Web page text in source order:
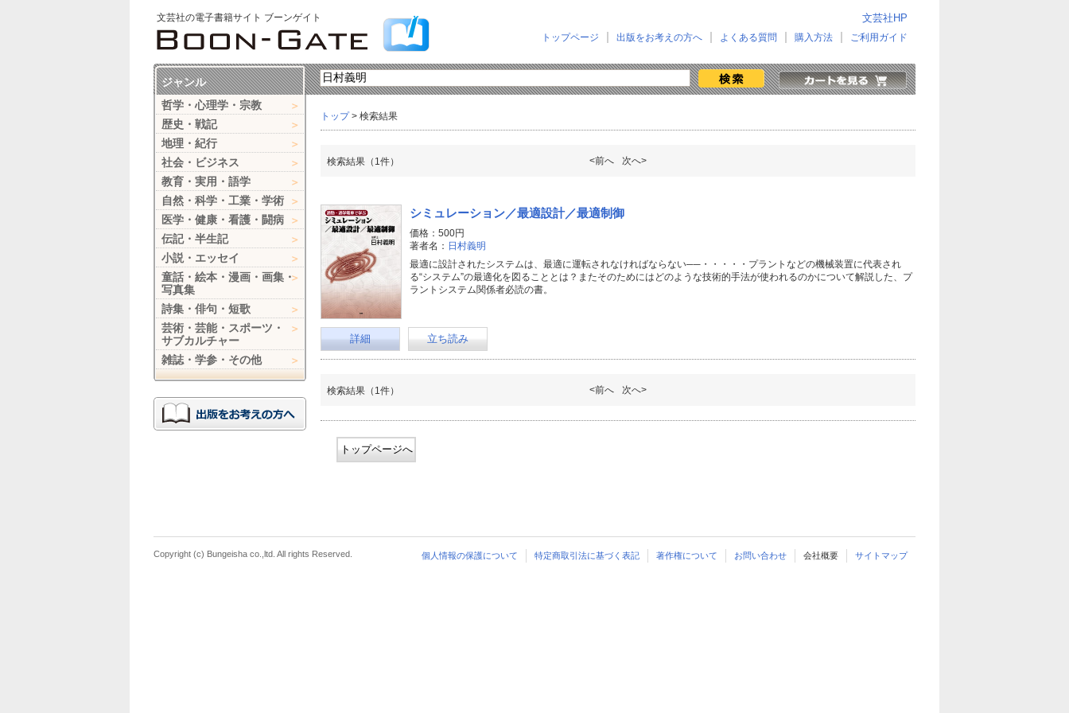
文芸社の電子書籍サイト ブーンゲイト 文芸社HP
トップページ 出版をお考えの方へ よくある質問 購入方法 ご利用ガイド
トップ> 検索結果
検索結果（1件） <前へ 次へ>
シミュレーション／最適設計／最適制御
価格：500円
著者名： 日村義明
最適に設計されたシステムは、最適に運転されなければならない──・・・・・プラントなどの機械装置に代表され
る“システム”の最適化を図ることとは？またそのためにはどのような技術的手法が使われるのかについて解説した、プ
ラントシステム関係者必読の書。
詳細 立ち読み
検索結果（1件） <前へ 次へ>
トップページへ
ジャンル
哲学・心理学・宗教
歴史・戦記
地理・紀行
社会・ビジネス
教育・実用・語学
自然・科学・工業・学術
医学・健康・看護・闘病
伝記・半生記
小説・エッセイ
童話・絵本・漫画・画集・
写真集
詩集・俳句・短歌
芸術・芸能・スポーツ・
サブカルチャー
雑誌・学参・その他
個人情報の保護について 特定商取引法に基づく表記 著作権について お問い合わせ 会社概要 サイトマップ
Copyright (c) Bungeisha co.,ltd. All rights Reserved.